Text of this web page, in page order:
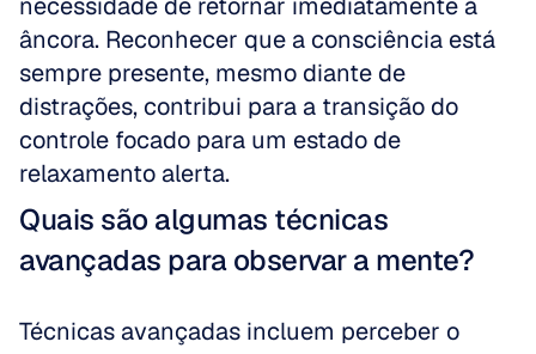
âncora. Reconhecer que a consciência está
sempre presente, mesmo diante de
distrações, contribui para a transição do
controle focado para um estado de
relaxamento alerta.
Quais são algumas técnicas
avançadas para observar a mente?
Técnicas avançadas incluem perceber o